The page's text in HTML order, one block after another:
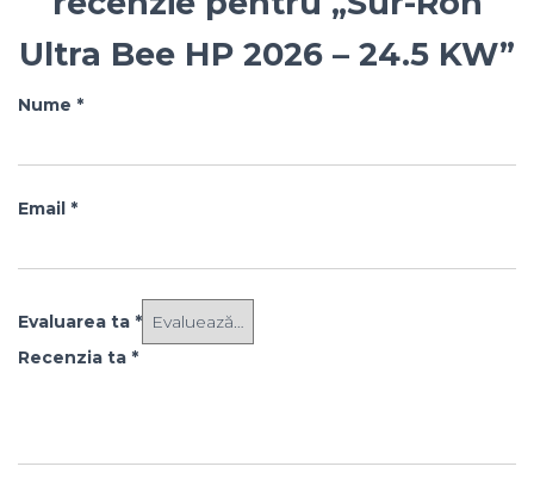
Ultra Bee HP 2026 – 24.5 KW”
Nume *
Email *
Evaluarea ta *
Recenzia ta *